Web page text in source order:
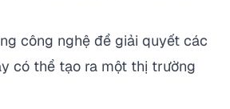
công nghệ để giải quyết các
có thể tạo ra một thị trường